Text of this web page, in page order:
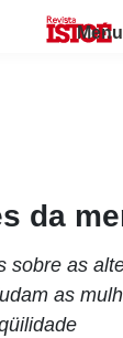
Menu
da
sobre as
as